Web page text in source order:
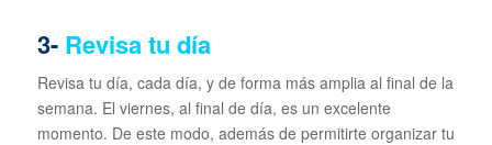
3- Revisa tu día
Revisa tu día, cada día, y de forma más amplia al final de la
semana. El viernes, al final de día, es un excelente
momento. De este modo, además de permitirte organizar tu